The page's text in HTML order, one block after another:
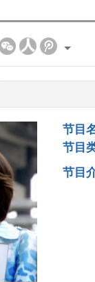
节目
节目
节目